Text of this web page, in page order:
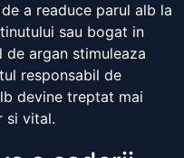
a readuce parul alb la
sau bogat in
argan stimuleaza
responsabil de
devine treptat mai
si vital.